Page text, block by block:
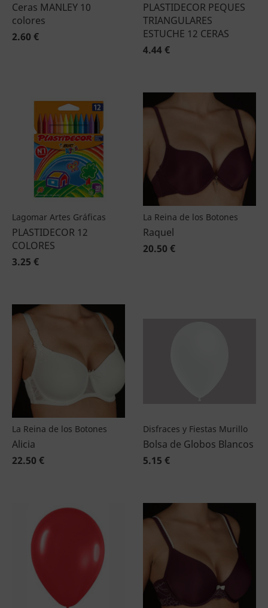
Ceras MANLEY 10
colores
2.60 €
PLASTIDECOR PEQUES
TRIANGULARES
ESTUCHE 12 CERAS
4.44 €
Lagomar Artes Gráficas
PLASTIDECOR 12
COLORES
3.25 €
La Reina de los Botones
Raquel
20.50 €
La Reina de los Botones
Alicia
22.50 €
Disfraces y Fiestas Murillo
Bolsa de Globos Blancos
5.15 €